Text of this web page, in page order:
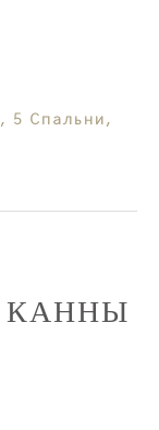
5 Спальни,
КАННЫ